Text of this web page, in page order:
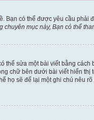
Bạn có thể được yêu cầu
chuyên mục này, Bạn có thể
sửa một bài viết bằng
chữ bên dưới bài viết hiển
sẽ để lại một ghi chú nêu